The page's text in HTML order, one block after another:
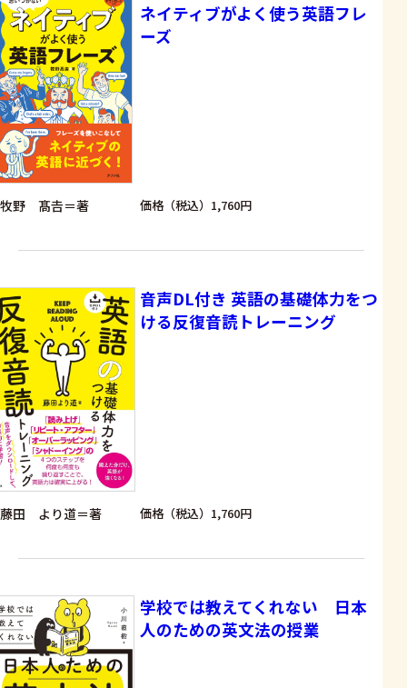
ネイティブがよく使う英語フレ
ーズ
牧野 髙𠮷＝著 価格（税込）1,760円
音声DL付き 英語の基礎体力をつ
ける反復音読トレーニング
藤田 より道＝著 価格（税込）1,760円
学校では教えてくれない 日本
人のための英文法の授業